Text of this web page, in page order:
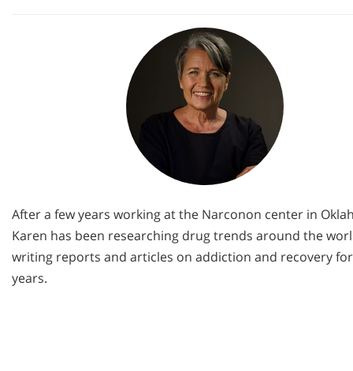
After a few years working at the Narconon center in
Karen has been researching drug trends around the
writing reports and articles on addiction and recovery
years.